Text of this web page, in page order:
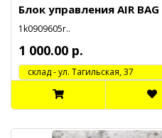
Блок управления AIR BAG
1k0909605r..
1 000.00 р.
cклад - ул. Тагильская, 37